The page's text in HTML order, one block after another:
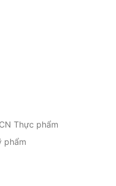
Thực phẩm
phẩm